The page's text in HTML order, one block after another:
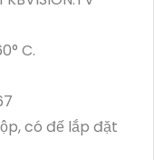
C.
có đế lắp đặt